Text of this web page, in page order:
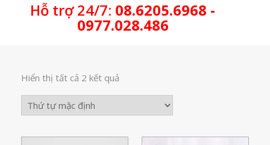
Hỗ trợ 24/7: 08.6205.6968 -
0977.028.486
Hiển thị tất cả 2 kết quả